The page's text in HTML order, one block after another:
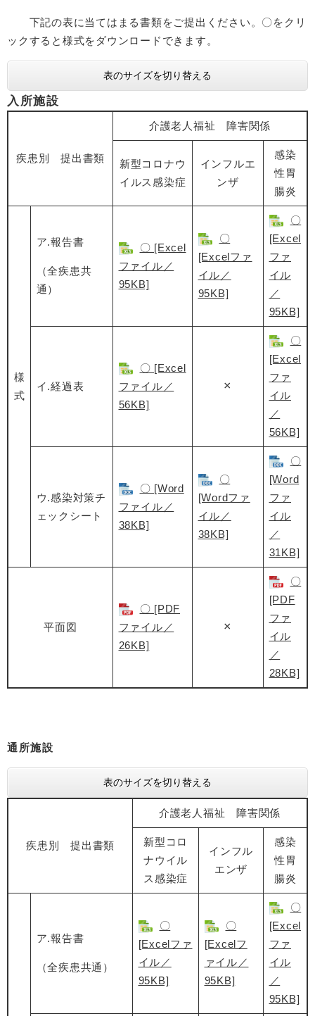
下記の表に当てはまる書類をご提出ください。〇をクリ
ックすると様式をダウンロードできます。
表のサイズを切り替える
入所施設
疾患別 提出書類
介護老人福祉 障害関係
新型コロナウ
イルス感染症
インフルエ
ンザ
感染
性胃
腸炎
様
式
ア.報告書
（全疾患共
通）
〇 [Excel
ファイル／
95KB]
〇
[Excelファ
イル／
95KB]
〇
[Excel
ファ
イル
／
95KB]
イ.経過表
〇 [Excel
ファイル／
56KB]
×
〇
[Excel
ファ
イル
／
56KB]
ウ.感染対策チ
ェックシート
〇 [Word
ファイル／
38KB]
〇
[Wordファ
イル／
38KB]
〇
[Word
ファ
イル
／
31KB]
平面図
〇 [PDF
ファイル／
26KB]
×
〇
[PDF
ファ
イル
／
28KB]
通所施設
表のサイズを切り替える
疾患別 提出書類
介護老人福祉 障害関係
新型コロ
ナウイル
ス感染症
インフル
エンザ
感染
性胃
腸炎
ア.報告書
（全疾患共通）
〇
[Excelファ
イル／
95KB]
〇
[Excelフ
ァイル／
95KB]
〇
[Excel
ファ
イル
／
95KB]